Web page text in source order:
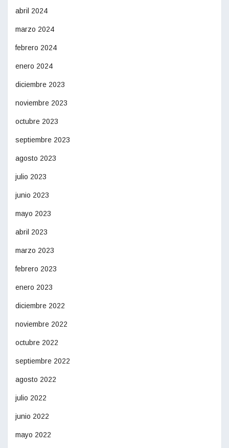
abril 2024
marzo 2024
febrero 2024
enero 2024
diciembre 2023
noviembre 2023
octubre 2023
septiembre 2023
agosto 2023
julio 2023
junio 2023
mayo 2023
abril 2023
marzo 2023
febrero 2023
enero 2023
diciembre 2022
noviembre 2022
octubre 2022
septiembre 2022
agosto 2022
julio 2022
junio 2022
mayo 2022